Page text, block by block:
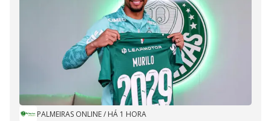
PALMEIRAS ONLINE/ HÁ 1 HORA